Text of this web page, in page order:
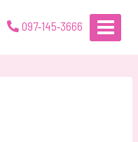
097-145-3666